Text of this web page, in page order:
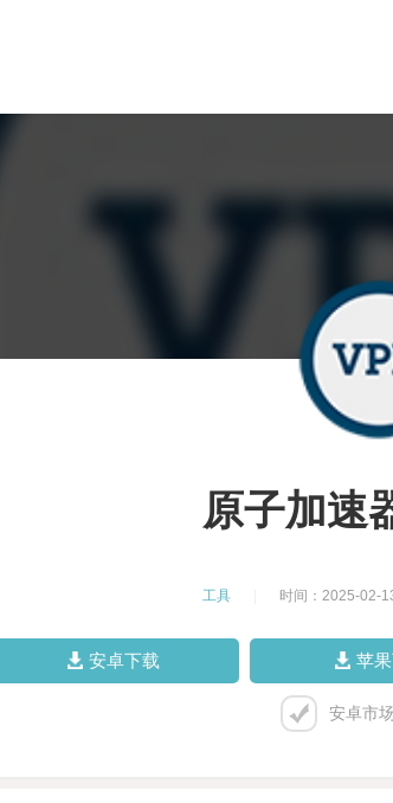
原子加速
工具 时间：2025-02-
安卓下载 苹
安卓市